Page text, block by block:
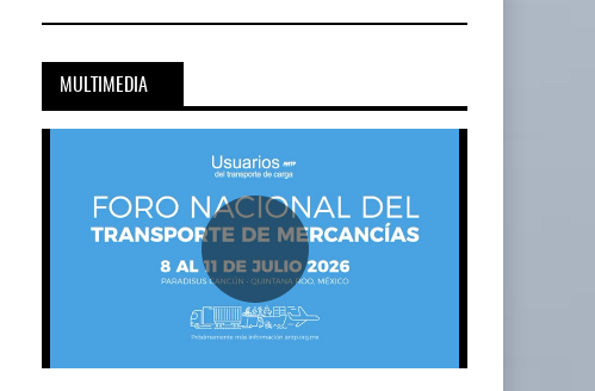
MULTIMEDIA